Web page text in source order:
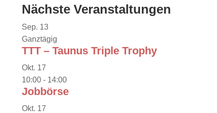
Nächste Veranstaltungen
Sep. 13
Ganztägig
TTT – Taunus Triple Trophy
Okt. 17
10:00- 14:00
Jobbörse
Okt. 17